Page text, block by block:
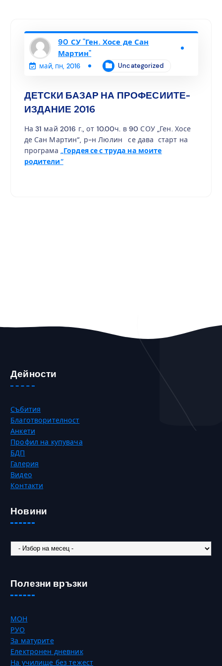
90 СУ "Ген. Хосе де Сан
Мартин"
май, пн, 2016 Uncategorized
ДЕТСКИ БАЗАР НА ПРОФЕСИИТЕ-
ИЗДАНИЕ 2016
На 31 май 2016 г., от 10.00ч. в 90 СОУ „Ген. Хосе
де Сан Мартин“, р-н Люлин
се дава старт на
програма „Гордея се с труда на моите
родители“
Дейности
Събития
Благотворителност
Анкети
Профил на купувача
БДП
Галерия
Видео
Контакти
Новини
Новини
Полезни връзки
МОН
РУО
За матурите
Електронен дневник
На училище без тежест